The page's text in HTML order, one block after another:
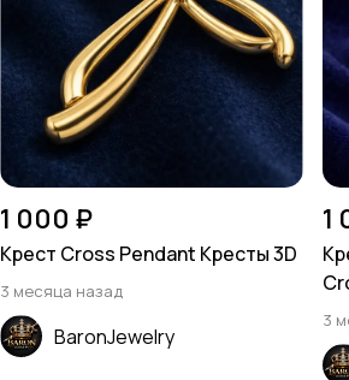
1 000 ₽
Крест Cross Pendant Кресты 3D
3 месяца назад
BaronJewelry
1
3